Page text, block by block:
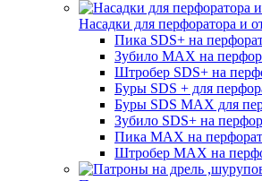
Насадки для перфоратора и
Пика SDS+ на
Зубило MAX на
Штробер SDS+ на
Буры SDS + для
Буры SDS MAX для
Зубило SDS+ на
Пика MAX на
Штробер MAX на